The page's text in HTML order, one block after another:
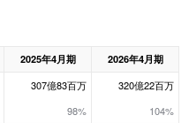
2025年4月期
2026年4月期
307億83百万
98%
320億22百万
104%